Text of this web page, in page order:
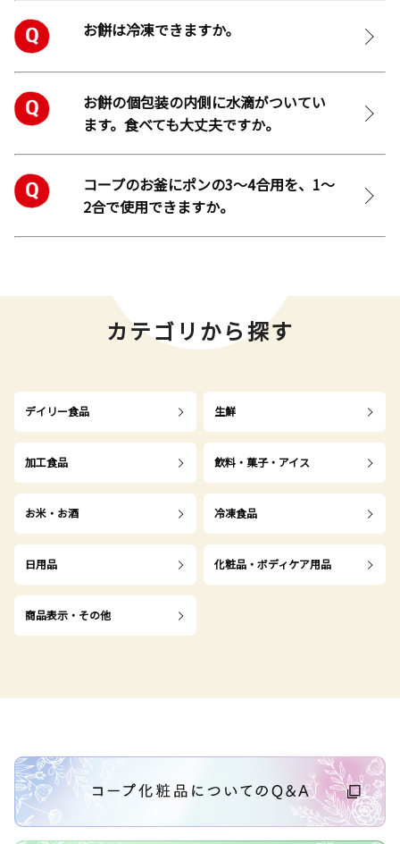
お餅は冷凍できますか｡
お餅の個包装の内側に水滴がついてい
ます。食べても大丈夫ですか。
コープのお釜にポンの3～4合用を、1～
2合で使用できますか。
カテゴリから探す
デイリー食品 生鮮
加工食品 飲料・菓子・アイス
お米・お酒 冷凍食品
日用品 化粧品・ボディケア用品
商品表示・その他